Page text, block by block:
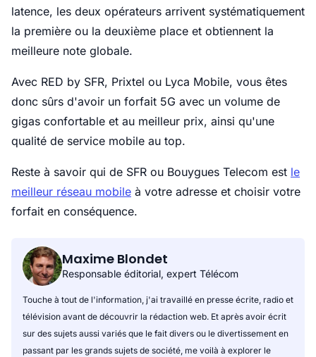
latence, les deux opérateurs arrivent systématiquement
la première ou la deuxième place et obtiennent la
meilleure note globale.
Avec RED by SFR, Prixtel ou Lyca Mobile, vous êtes
donc sûrs d'avoir un forfait 5G avec un volume de
gigas confortable et au meilleur prix, ainsi qu'une
qualité de service mobile au top.
Reste à savoir qui de SFR ou Bouygues Telecom est le
meilleur réseau mobile à votre adresse et choisir votre
forfait en conséquence.
Maxime Blondet
Responsable éditorial, expert Télécom
Touche à tout de l'information, j'ai travaillé en presse écrite, radio et
télévision avant de découvrir la rédaction web. Et après avoir écrit
sur des sujets aussi variés que le fait divers ou le divertissement en
passant par les grands sujets de société, me voilà à explorer le